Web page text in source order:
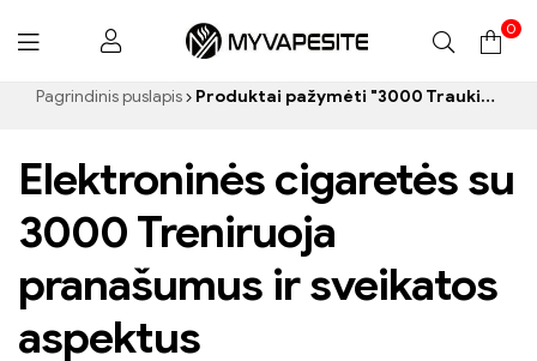
Myvapesite.de
0
Pagrindinis puslapis Produktai pažymėti "3000 Traukiniai elektronines cigaretes”
Elektroninės cigaretės su
3000 Treniruoja
pranašumus ir sveikatos
aspektus